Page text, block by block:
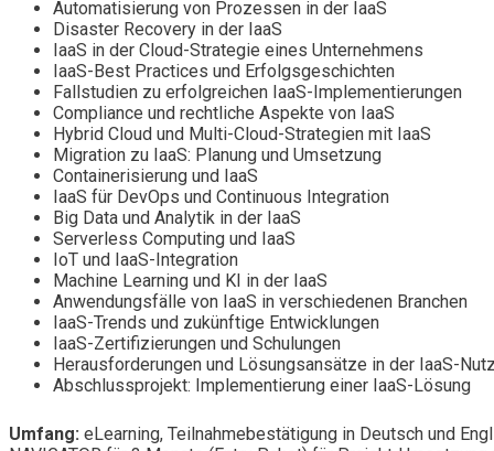
Automatisierung von Prozessen in der IaaS
Disaster Recovery in der IaaS
IaaS in der Cloud-Strategie eines Unternehmens
IaaS-Best Practices und Erfolgsgeschichten
Fallstudien zu erfolgreichen IaaS-Implementierungen
Compliance und rechtliche Aspekte von IaaS
Hybrid Cloud und Multi-Cloud-Strategien mit IaaS
Migration zu IaaS: Planung und Umsetzung
Containerisierung und IaaS
IaaS für DevOps und Continuous Integration
Big Data und Analytik in der IaaS
Serverless Computing und IaaS
IoT und IaaS-Integration
Machine Learning und KI in der IaaS
Anwendungsfälle von IaaS in verschiedenen Branchen
IaaS-Trends und zukünftige Entwicklungen
IaaS-Zertifizierungen und Schulungen
Herausforderungen und Lösungsansätze in der IaaS-
Abschlussprojekt: Implementierung einer IaaS-Lösung
Umfang: eLearning, Teilnahmebestätigung in Deutsch und